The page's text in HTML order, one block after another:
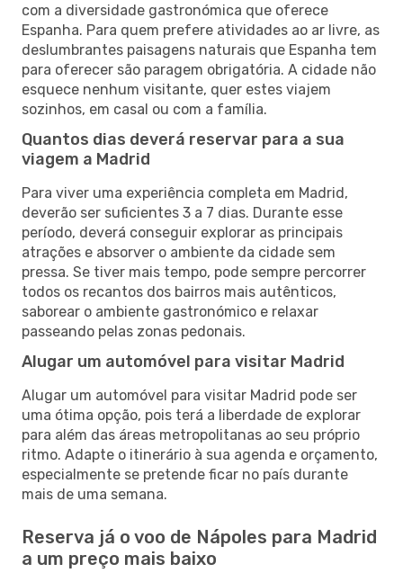
com a diversidade gastronómica que oferece
Espanha. Para quem prefere atividades ao ar livre, as
deslumbrantes paisagens naturais que Espanha tem
para oferecer são paragem obrigatória. A cidade não
esquece nenhum visitante, quer estes viajem
sozinhos, em casal ou com a família.
Quantos dias deverá reservar para a sua
viagem a Madrid
Para viver uma experiência completa em Madrid,
deverão ser suficientes 3 a 7 dias. Durante esse
período, deverá conseguir explorar as principais
atrações e absorver o ambiente da cidade sem
pressa. Se tiver mais tempo, pode sempre percorrer
todos os recantos dos bairros mais autênticos,
saborear o ambiente gastronómico e relaxar
passeando pelas zonas pedonais.
Alugar um automóvel para visitar Madrid
Alugar um automóvel para visitar Madrid pode ser
uma ótima opção, pois terá a liberdade de explorar
para além das áreas metropolitanas ao seu próprio
ritmo. Adapte o itinerário à sua agenda e orçamento,
especialmente se pretende ficar no país durante
mais de uma semana.
Reserva já o voo de Nápoles para Madrid
a um preço mais baixo